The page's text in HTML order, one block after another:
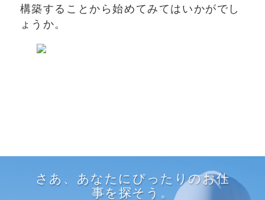
構築することから始めてみてはいかがでし
ょうか。
さあ、あなたにぴったりのお仕
事を探そう。